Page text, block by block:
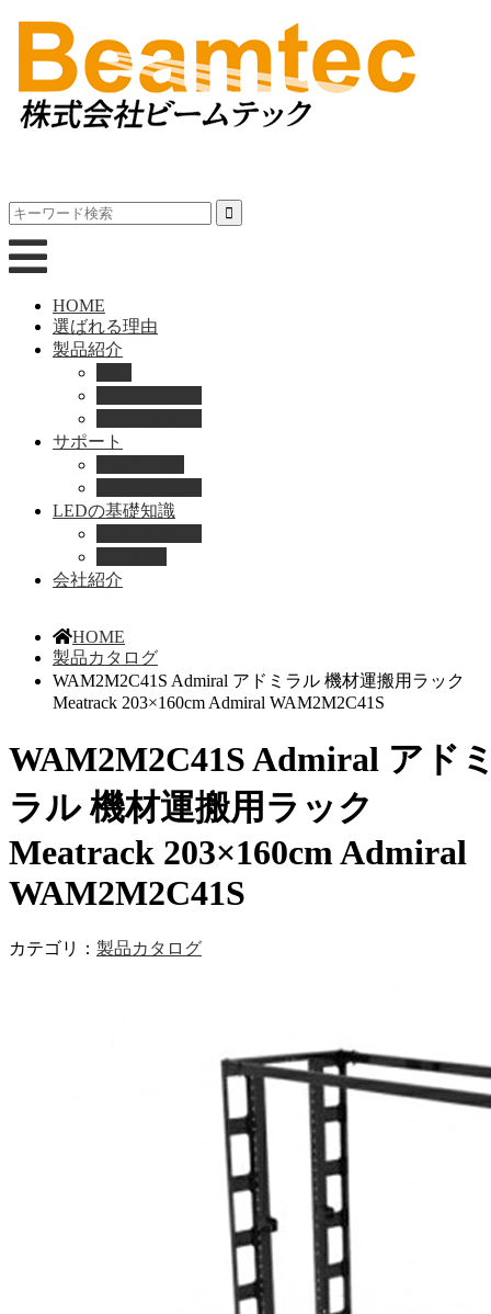
HOME
選ばれる理由
製品紹介
サポート
LEDの基礎知識
会社紹介
HOME
製品カタログ
WAM2M2C41S Admiral アドミラル 機材運搬用ラック
Meatrack 203×160cm Admiral WAM2M2C41S
WAM2M2C41S Admiral アド
ラル 機材運搬用ラック
Meatrack 203×160cm Admiral
WAM2M2C41S
カテゴリ： 製品カタログ